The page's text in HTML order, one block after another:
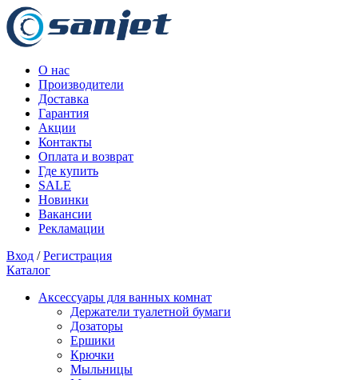
О нас
Производители
Доставка
Гарантия
Акции
Контакты
Оплата и возврат
Где купить
SALE
Новинки
Вакансии
Рекламации
Вход /Регистрация
Каталог
Аксессуары для ванных комнат
Держатели туалетной бумаги
Дозаторы
Ершики
Крючки
Мыльницы